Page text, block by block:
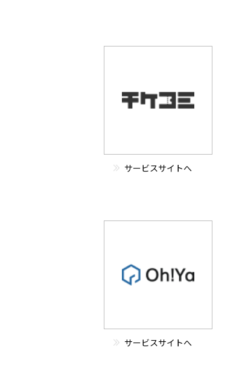
サービスサイトへ
サービスサイトへ